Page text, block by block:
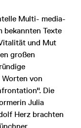
Multi- media-
bekannten Texte
und Mut
großen
von
Die
Julia
Herz brachten